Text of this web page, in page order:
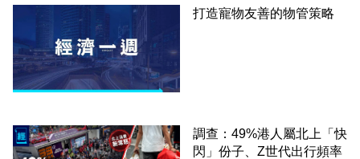
打造寵物友善的物管策略
調查：49%港人屬北上「快
閃」份子、Z世代出行頻率